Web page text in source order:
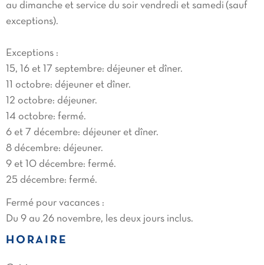
au dimanche et service du soir vendredi et samedi (sauf
exceptions).
Exceptions :
15, 16 et 17 septembre: déjeuner et dîner.
11 octobre: déjeuner et dîner.
12 octobre: déjeuner.
14 octobre: fermé.
6 et 7 décembre: déjeuner et dîner.
8 décembre: déjeuner.
9 et 10 décembre: fermé.
25 décembre: fermé.
Fermé pour vacances :
Du 9 au 26 novembre, les deux jours inclus.
HORAIRE